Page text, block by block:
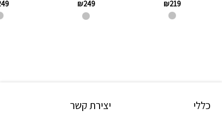
₪219
₪249
כללי יצירת קשר